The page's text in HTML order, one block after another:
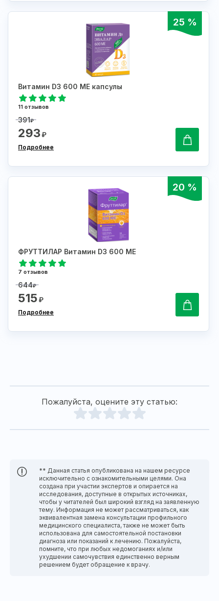
25 %
Витамин D3 600 МЕ капсулы
11 отзывов
391₽
293₽
Подробнее
20 %
ФРУТТИЛАР Витамин D3 600 МЕ
7 отзывов
644₽
515₽
Подробнее
Пожалуйста, оцените эту статью:
** Данная статья опубликована на нашем ресурсе
исключительно с ознакомительными целями. Она
создана при участии экспертов и опирается на
исследования, доступные в открытых источниках,
чтобы у читателей был широкий взгляд на заявленную
тему. Информация не может рассматриваться, как
эквивалентная замена консультации профильного
медицинского специалиста, также не может быть
использована для самостоятельной постановки
диагноза или показаний к лечению. Пожалуйста,
помните, что при любых недомоганиях и/или
ухудшении самочувствия единственно верным
решением будет обращение к врачу.